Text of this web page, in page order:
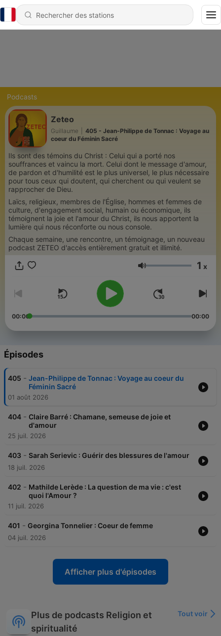
Podcasts
Zeteo
Guillaume
405 - Jean-Philippe de Tonnac : Voyage au
coeur du Féminin Sacré
Ils sont des témoins du Christ : Celui qui a porté nos
souffrances et vaincu la mort. Celui dont le message d'amour,
de pardon et d'humilité est le plus universel, le plus nécessaire
pour tous ceux qui doutent, qui cherchent ou qui veulent se
rapprocher de Dieu.
Laïcs, religieux, membres de l'Église, hommes et femmes de
culture, d'engagement social, humain ou économique, ils
témoignent la joie et l'amour du Christ, ils nous apportent la
lumière qui nous réconforte ou nous console.
Chaque semaine, une rencontre, un témoignage, un nouveau
podcast ZETEO d'accès entièrement gratuit et illimité.
Volume 1 x
00:00 00:00
Épisodes
405 - Jean-Philippe de Tonnac : Voyage au coeur du
Féminin Sacré
01 août 2026
404 - Claire Barré : Chamane, semeuse de joie et
d'amour
25 juil. 2026
403 - Sarah Serievic : Guérir des blessures de l'amour
18 juil. 2026
402 - Mathilde Lerède : La question de ma vie : c'est
quoi l'Amour ?
11 juil. 2026
401 - Georgina Tonnelier : Coeur de femme
04 juil. 2026
Afficher plus d'épisodes
Plus de podcasts Religion et
spiritualité
Tout voir